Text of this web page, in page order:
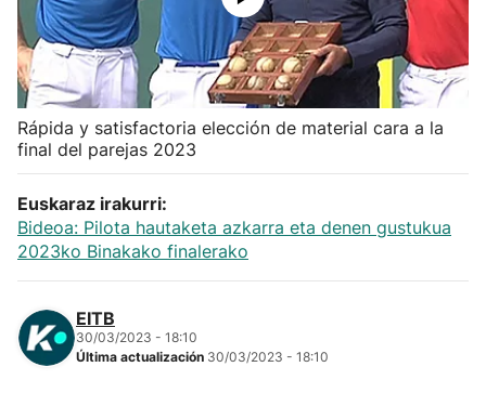
Herri-kirolak
Balonmano
Kirolak 360
Atletismo
Carreras de montaña
Más deportes
Rápida y satisfactoria elección de material cara a la
final del parejas 2023
Euskaraz irakurri:
Bideoa: Pilota hautaketa azkarra eta denen gustukua
2023ko Binakako finalerako
EITB
30/03/2023 - 18:10
Última actualización 30/03/2023 - 18:10